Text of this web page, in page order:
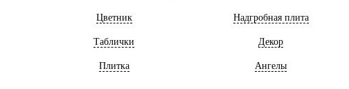
Цветник Надгробная плита
Таблички Декор
Плитка Ангелы